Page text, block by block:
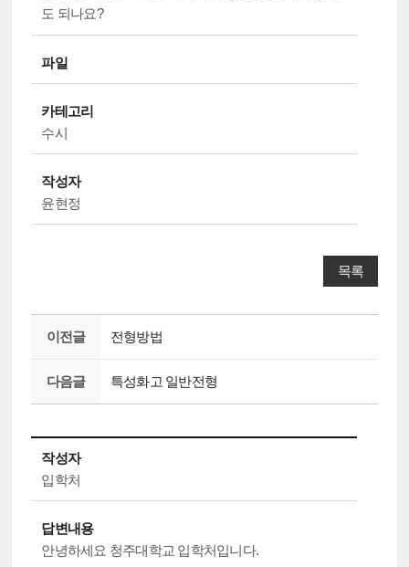
도 되나요?
파일
카테고리
수시
작성자
윤현정
목록
이전글 전형방법
다음글 특성화고 일반전형
작성자
입학처
답변내용
안녕하세요 청주대학교 입학처입니다.